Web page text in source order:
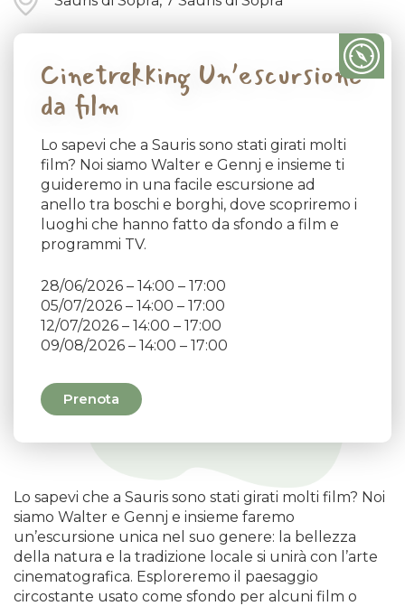
Cinetrekking Un’escursione
da film
Lo sapevi che a Sauris sono stati girati molti
film? Noi siamo Walter e Gennj e insieme ti
guideremo in una facile escursione ad
anello tra boschi e borghi, dove scopriremo i
luoghi che hanno fatto da sfondo a film e
programmi TV.
28/06/2026 – 14:00 – 17:00
05/07/2026 – 14:00 – 17:00
12/07/2026 – 14:00 – 17:00
09/08/2026 – 14:00 – 17:00
Prenota
Lo sapevi che a Sauris sono stati girati molti film? Noi
siamo Walter e Gennj e insieme faremo
un’escursione unica nel suo genere: la bellezza
della natura e la tradizione locale si unirà con l’arte
cinematografica. Esploreremo il paesaggio
circostante usato come sfondo per alcuni film o